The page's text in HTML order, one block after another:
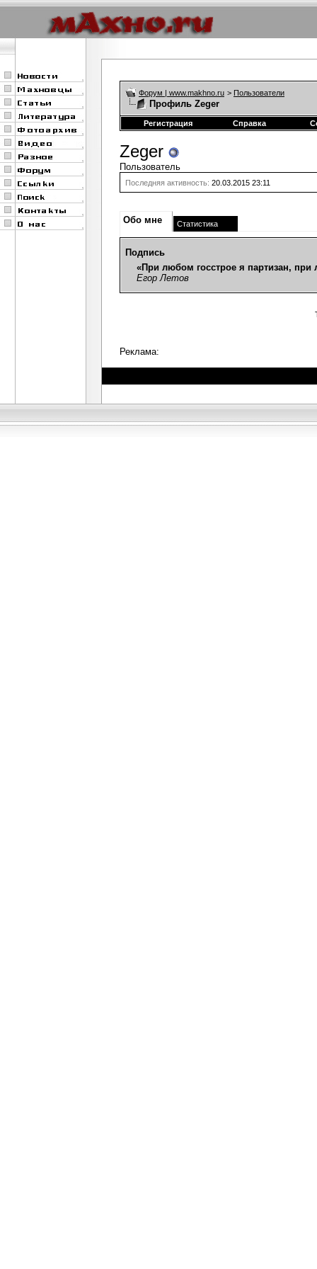
Форум | www.makhno.ru > Пользователи
Профиль Zeger
Регистрация Справка
Zeger
Пользователь
Последняя активность: 20.03.2015 23:11
Обо мне Статистика
Подпись
«При любом госстрое я партизан,
Егор Летов
Реклама: